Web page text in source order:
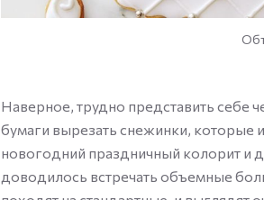
Наверное, трудно представить себе
бумаги вырезать снежинки,
новогодний праздничный колорит и
доводилось встречать объемные